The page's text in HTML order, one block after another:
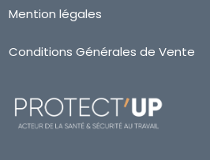
Mention légales
Conditions Générales de Vente